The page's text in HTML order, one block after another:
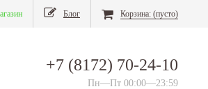
Блог Корзина: (пусто)
+7 (8172) 70-24-10
Пн—Пт 00:00—23:59